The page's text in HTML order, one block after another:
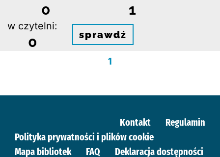
0 1
w czytelni:
0 sprawdź
1
Kontakt
Regulamin
Polityka prywatności i plików cookie
Mapa bibliotek
FAQ Deklaracja dostępności